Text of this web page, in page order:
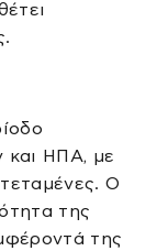
και ΗΠΑ, με
τεταμένες. Ο
της
της